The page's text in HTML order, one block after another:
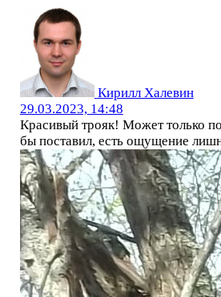
Кирилл Халевин
29.03.2023, 14:48
Красивый трояк! Может только
бы поставил, есть ощущение